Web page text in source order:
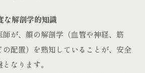
な解剖学的知識
師が、顔の解剖学（血管や神経、筋
の配置）を熟知していることが、安全
なります。